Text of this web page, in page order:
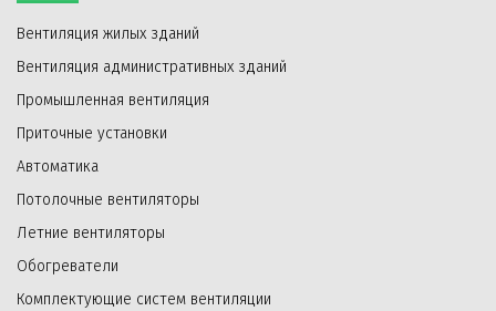
Вентиляция жилых зданий
Вентиляция административных зданий
Промышленная вентиляция
Приточные установки
Автоматика
Потолочные вентиляторы
Летние вентиляторы
Обогреватели
Комплектующие систем вентиляции